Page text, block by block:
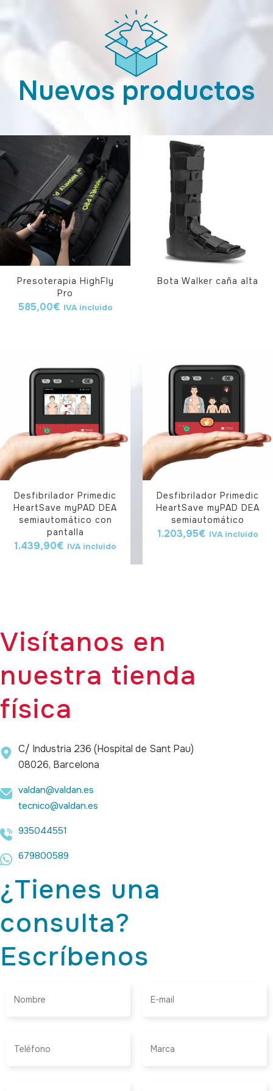
Nuevos productos
Presoterapia HighFly
Pro
585,00€ IVA incluido
Bota Walker caña alta
Desfibrilador Primedic
HeartSave myPAD DEA
semiautomático con
pantalla
1.439,90€ IVA incluido
Desfibrilador Primedic
HeartSave myPAD DEA
semiautomático
1.203,95€ IVA incluido
Visítanos en
nuestra tienda
física
C/ Industria 236 (Hospital de Sant Pau)
08026, Barcelona
valdan@valdan.es
tecnico@valdan.es
935044551
679800589
¿Tienes una
consulta?
Escríbenos